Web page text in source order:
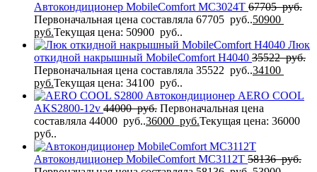
Автокондиционер MobileComfort MC3024T 67705руб.
Первоначальная цена составляла 67705 руб..50900
руб.Текущая цена: 50900 руб..
Люк
откидной накрышный MobileComfort H4040 35522руб.
Первоначальная цена составляла 35522 руб..34100
руб.Текущая цена: 34100 руб..
Автокондиционер AERO COOL
AKS2800-12v 44000руб. Первоначальная цена
составляла 44000 руб..36000 руб.Текущая цена: 36000
руб..
Автокондиционер MobileComfort MC3112T 58136руб.